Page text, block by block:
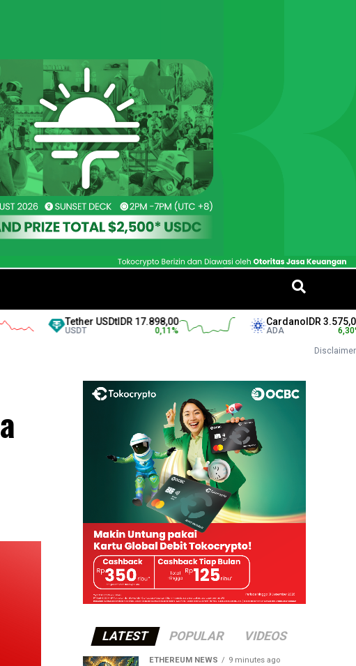
Tether USDtIDR 17.898,00
USDT
CardanoIDR 3.575,00
ADA
Disclaimer
LATEST POPULAR VIDEOS
ETHEREUM NEWS 9 minutes ago